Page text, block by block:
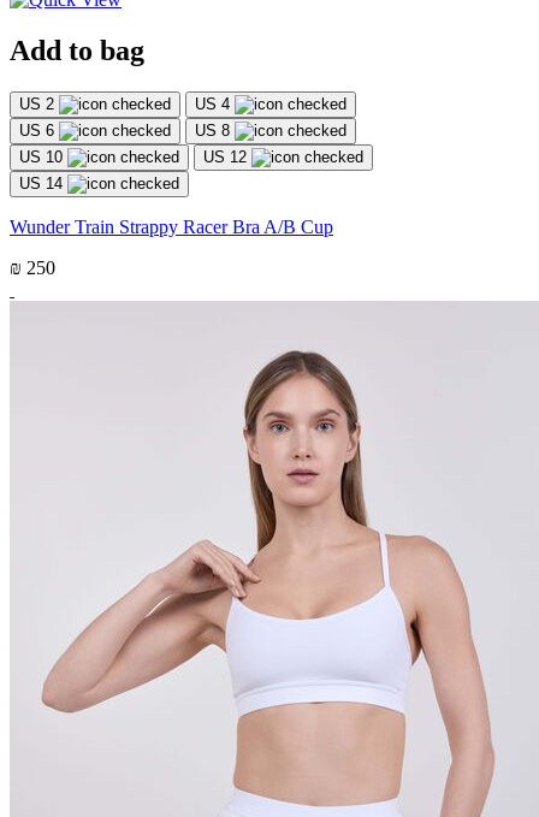
Add to bag
US 2
US 4
US 6
US 8
US 10
US 12
US 14
Wunder Train Strappy Racer Bra A/B Cup
₪ 250